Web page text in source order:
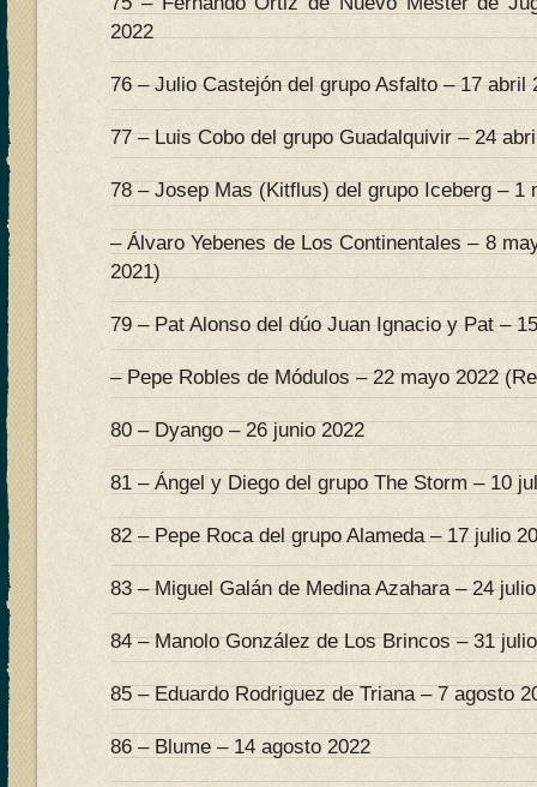
2022
76 – Julio Castejón del grupo Asfalto – 17 abril
77 – Luis Cobo del grupo Guadalquivir – 24
78 – Josep Mas (Kitflus) del grupo Iceberg – 1
– Álvaro Yebenes de Los Continentales – 8
2021)
79 – Pat Alonso del dúo Juan Ignacio y Pat –
– Pepe Robles de Módulos – 22 mayo 2022
80 – Dyango – 26 junio 2022
81 – Ángel y Diego del grupo The Storm – 10
82 – Pepe Roca del grupo Alameda – 17 julio
83 – Miguel Galán de Medina Azahara – 24
84 – Manolo González de Los Brincos – 31
85 – Eduardo Rodriguez de Triana – 7 agosto
86 – Blume – 14 agosto 2022